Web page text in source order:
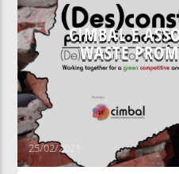
CIMBAL E
WASTE
25/02/2021